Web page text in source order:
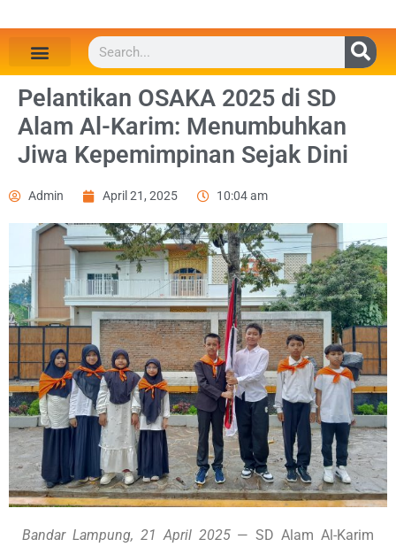
Pelantikan OSAKA 2025 di SD
Alam Al-Karim: Menumbuhkan
Jiwa Kepemimpinan Sejak Dini
Admin April 21, 2025 10:04 am
Bandar Lampung, 21 April 2025— SD Alam Al-Karim